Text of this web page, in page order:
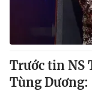
Trước tin NS
Tùng